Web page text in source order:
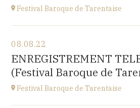
Festival Baroque de Tarentaise
Savoie
at21H00
08.08.22
ENREGISTREMENT
(Festival Baroque de
Festival Baroque de Tarentaise